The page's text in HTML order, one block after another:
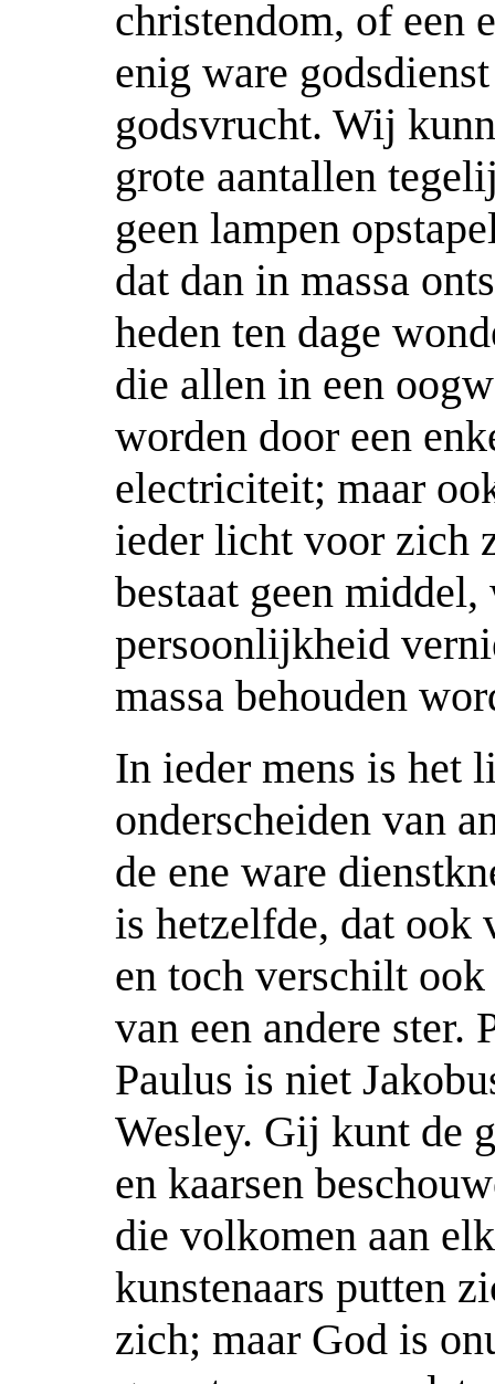
christendom, of een
enig ware
godsvrucht. Wij
grote aantallen
geen lampen
dat dan in massa
heden ten dage
die allen in een
worden door een
electriciteit; maar
ieder licht voor zich
bestaat geen middel,
persoonlijkheid
massa behouden
In ieder mens is het
onderscheiden van
de ene ware
is hetzelfde, dat ook
en toch verschilt
van een andere ster.
Paulus is niet
Wesley. Gij kunt de
en kaarsen
die volkomen aan
kunstenaars putten
zich; maar God is